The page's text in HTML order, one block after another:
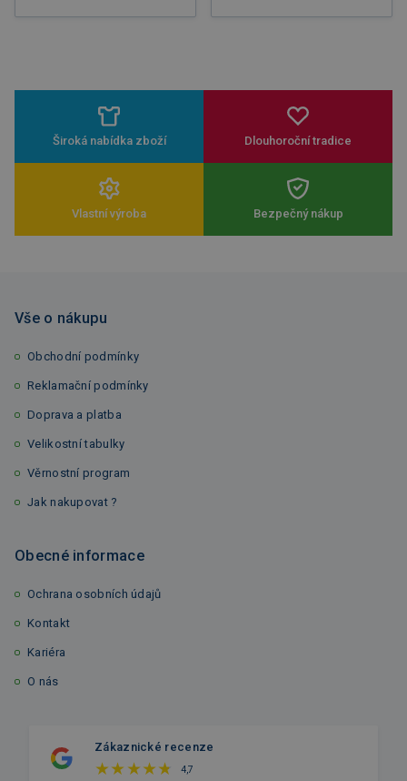
Široká nabídka zboží Dlouhoroční tradice
Vlastní výroba Bezpečný nákup
Vše o nákupu
Obchodní podmínky
Reklamační podmínky
Doprava a platba
Velikostní tabulky
Věrnostní program
Jak nakupovat ?
Obecné informace
Ochrana osobních údajů
Kontakt
Kariéra
O nás
Zákaznické recenze
4,7